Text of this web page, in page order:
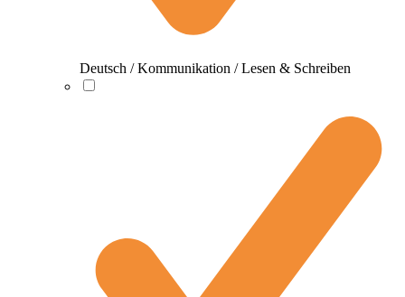
Deutsch / Kommunikation / Lesen & Schreiben